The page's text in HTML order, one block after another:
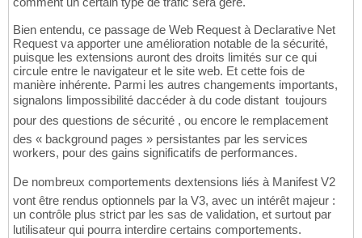
Bien entendu, ce passage de Web Request à Declarative Net
Request va apporter une amélioration notable de la sécurité,
puisque les extensions auront des droits limités sur ce qui
circule entre le navigateur et le site web. Et cette fois de
manière inhérente. Parmi les autres changements importants,
signalons limpossibilité daccéder à du code distant  toujours
pour des questions de sécurité , ou encore le remplacement
des « background pages » persistantes par les services
workers, pour des gains significatifs de performances.
De nombreux comportements dextensions liés à Manifest V2
vont être rendus optionnels par la V3, avec un intérêt majeur :
un contrôle plus strict par les sas de validation, et surtout par
lutilisateur qui pourra interdire certains comportements.